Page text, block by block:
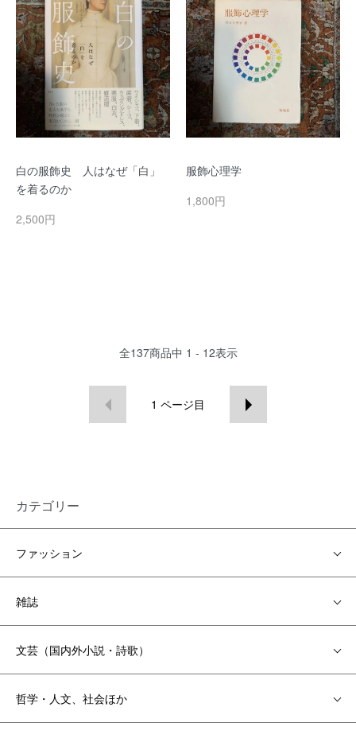
白の服飾史 人はなぜ「白」
を着るのか
2,500円
服飾心理学
1,800円
全137商品中 1 - 12表示
1 ページ目
カテゴリー
ファッション
雑誌
文芸（国内外小説・詩歌）
哲学・人文、社会ほか